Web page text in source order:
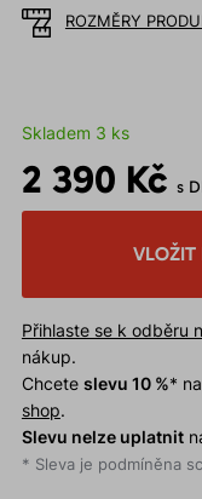
ROZMĚRY
Skladem 3 ks
2 390 Kč s
VLOŽIT
Přihlaste se k odběru
nákup.
Chcete slevu 10 %*
shop.
Slevu nelze uplatnit
* Sleva je podmíněna